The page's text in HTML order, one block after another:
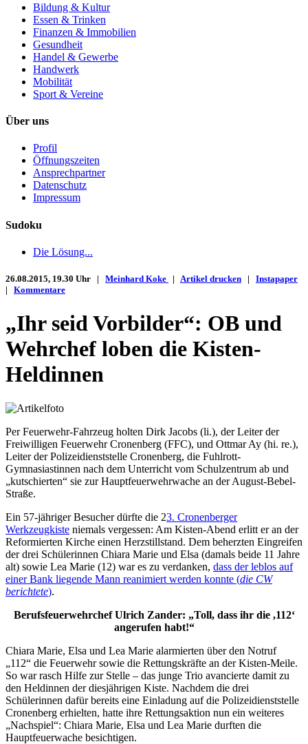
Bildung & Kultur
Essen & Trinken
Finanzen & Immobilien
Gesundheit
Handel & Gewerbe
Handwerk
Mobilität
Sport & Vereine
Über uns
Profil
Öffnungszeiten
Ansprechpartner
Datenschutz
Impressum
Sudoku
Die Lösung...
26.08.2015, 19.30 Uhr | Meinhard Koke | Artikel drucken | Instapaper
| Kommentare
„Ihr seid Vorbilder“: OB und
Wehrchef loben die Kisten-
Heldinnen
Per Feuerwehr-Fahrzeug holten Dirk Jacobs (li.), der Leiter der
Freiwilligen Feuerwehr Cronenberg (FFC), und Ottmar Ay (hi. re.),
Leiter der Polizeidienststelle Cronenberg, die Fuhlrott-
Gymnasiastinnen nach dem Unterricht vom Schulzentrum ab und
„kutschierten“ sie zur Hauptfeuerwehrwache an der August-Bebel-
Straße.
Ein 57-jähriger Besucher dürfte die 23. Cronenberger
Werkzeugkiste niemals vergessen: Am Kisten-Abend erlitt er an der
Reformierten Kirche einen Herzstillstand. Dem beherzten Eingreifen
der drei Schülerinnen Chiara Marie und Elsa (damals beide 11 Jahre
alt) sowie Lea Marie (12) war es zu verdanken, dass der leblos auf
einer Bank liegende Mann reanimiert werden konnte (die CW
berichtete).
Berufsfeuerwehrchef Ulrich Zander: „Toll, dass ihr die ,112‘
angerufen habt!“
Chiara Marie, Elsa und Lea Marie alarmierten über den Notruf
„112“ die Feuerwehr sowie die Rettungskräfte an der Kisten-Meile.
So war rasch Hilfe zur Stelle – das junge Trio avancierte damit zu
den Heldinnen der diesjährigen Kiste. Nachdem die drei
Schülerinnen dafür bereits eine Einladung auf die Polizeidienststelle
Cronenberg erhielten, hatte ihre Rettungsaktion nun ein weiteres
„Nachspiel“: Chiara Marie, Elsa und Lea Marie durften die
Hauptfeuerwache besichtigen.